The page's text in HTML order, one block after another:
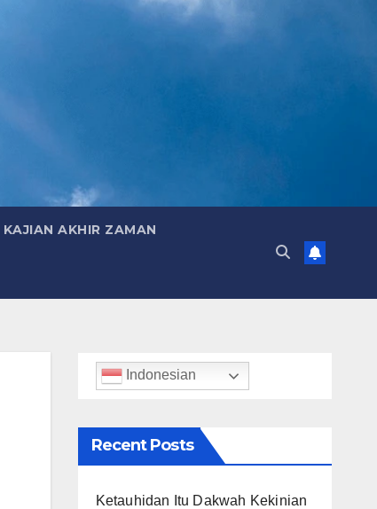
KAJIAN AKHIR ZAMAN
Indonesian
Recent Posts
Ketauhidan Itu Dakwah Kekinian